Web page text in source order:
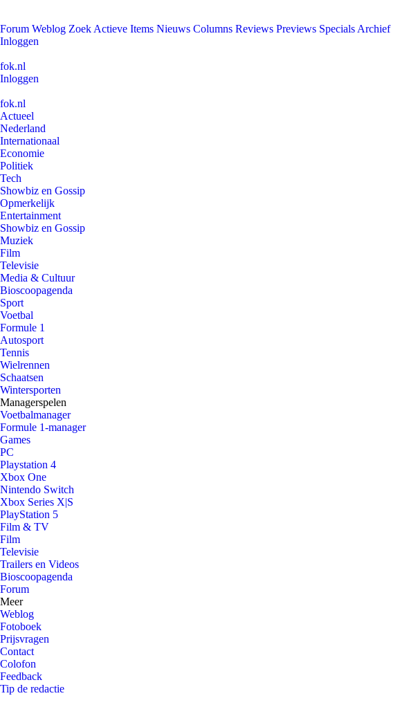
Forum Weblog Zoek Actieve Items Nieuws Columns Reviews Previews Specials Archief
Inloggen
fok.nl
Inloggen
fok.nl
Actueel
Nederland
Internationaal
Economie
Politiek
Tech
Showbiz en Gossip
Opmerkelijk
Entertainment
Showbiz en Gossip
Muziek
Film
Televisie
Media & Cultuur
Bioscoopagenda
Sport
Voetbal
Formule 1
Autosport
Tennis
Wielrennen
Schaatsen
Wintersporten
Managerspelen
Voetbalmanager
Formule 1-manager
Games
PC
Playstation 4
Xbox One
Nintendo Switch
Xbox Series X|S
PlayStation 5
Film & TV
Film
Televisie
Trailers en Videos
Bioscoopagenda
Forum
Meer
Weblog
Fotoboek
Prijsvragen
Contact
Colofon
Feedback
Tip de redactie